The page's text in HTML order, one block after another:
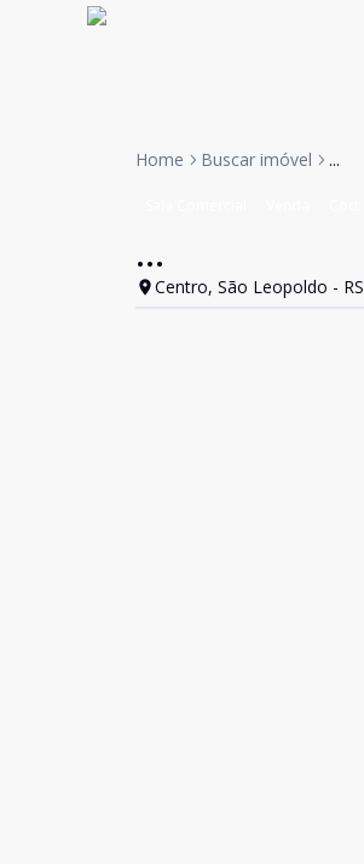
Home Buscar imóvel ...
...
Centro, São Leopoldo - RS